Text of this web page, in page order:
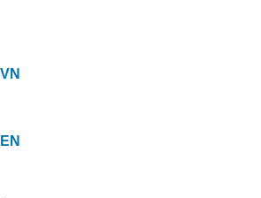
VN
EN